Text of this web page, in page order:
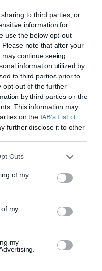
to third parties, or
information for
use the below opt-out
note that after your
continue seeing
information utilized by
to third parties prior to
opt-out of the further
by third parties on the
This information may
on the IAB’s List of
further disclose it to other
one or more Google
You may click to
its third-party tags to
in below Google
Outs
of my
of my
my